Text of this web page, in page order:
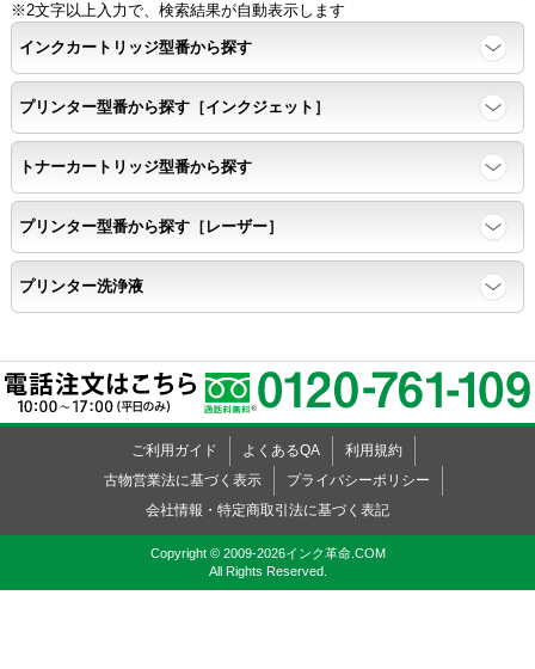
※2文字以上入力で、検索結果が自動表示します
インクカートリッジ型番から探す
プリンター型番から探す［インクジェット］
トナーカートリッジ型番から探す
プリンター型番から探す［レーザー］
プリンター洗浄液
ご利用ガイド よくあるQA
利用規約
古物営業法に基づく表示
プライバシーポリシー
会社情報・特定商取引法に基づく表記
Copyright © 2009-2026インク革命.COM
All Rights Reserved.